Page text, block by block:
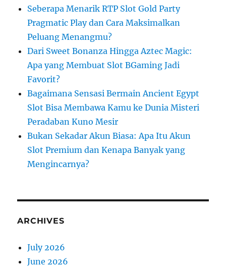
Seberapa Menarik RTP Slot Gold Party
Pragmatic Play dan Cara Maksimalkan
Peluang Menangmu?
Dari Sweet Bonanza Hingga Aztec Magic:
Apa yang Membuat Slot BGaming Jadi
Favorit?
Bagaimana Sensasi Bermain Ancient Egypt
Slot Bisa Membawa Kamu ke Dunia Misteri
Peradaban Kuno Mesir
Bukan Sekadar Akun Biasa: Apa Itu Akun
Slot Premium dan Kenapa Banyak yang
Mengincarnya?
ARCHIVES
July 2026
June 2026